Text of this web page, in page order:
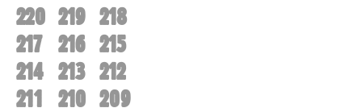
220 219 218
217 216 215
214 213 212
211 210 209